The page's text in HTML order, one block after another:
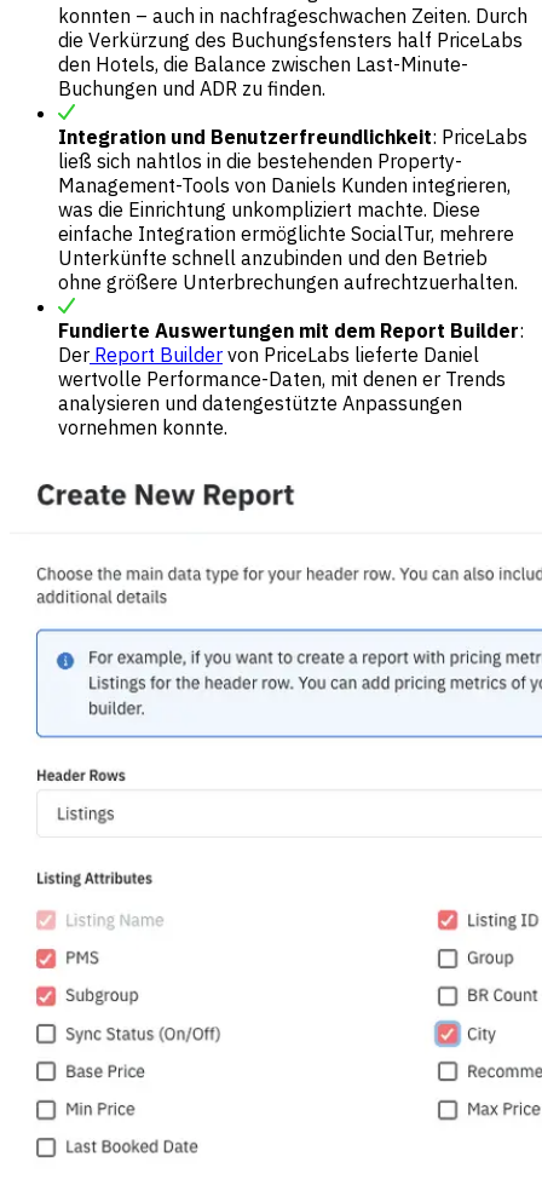
konnten – auch in nachfrageschwachen Zeiten. Durch
die Verkürzung des Buchungsfensters half PriceLabs
den Hotels, die Balance zwischen Last-Minute-
Buchungen und ADR zu finden.
Integration und Benutzerfreundlichkeit: PriceLabs
ließ sich nahtlos in die bestehenden Property-
Management-Tools von Daniels Kunden integrieren,
was die Einrichtung unkompliziert machte. Diese
einfache Integration ermöglichte SocialTur, mehrere
Unterkünfte schnell anzubinden und den Betrieb
ohne größere Unterbrechungen aufrechtzuerhalten.
Fundierte Auswertungen mit dem Report Builder:
Der Report Builder von PriceLabs lieferte Daniel
wertvolle Performance-Daten, mit denen er Trends
analysieren und datengestützte Anpassungen
vornehmen konnte.